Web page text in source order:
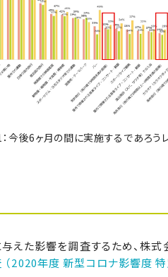
今後6ヶ月の間に実施するであろう
えた影響を調査するため、株式
2020年度 新型コロナ影響度